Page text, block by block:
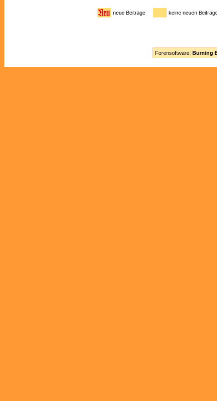
neue Beiträge keine neuen
Forensoftware: Burning